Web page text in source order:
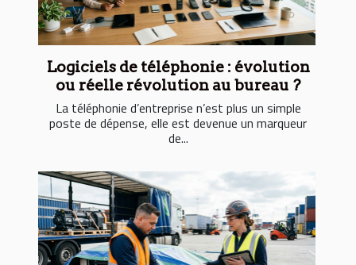
Logiciels de téléphonie : évolution
ou réelle révolution au bureau ?
La téléphonie d’entreprise n’est plus un simple
poste de dépense, elle est devenue un marqueur
de...